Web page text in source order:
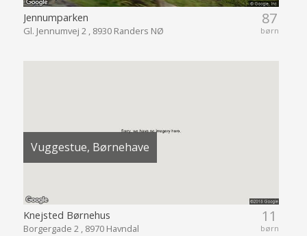
87
børn
Jennumparken
Gl. Jennumvej 2 , 8930 Randers NØ
Vuggestue, Børnehave
11
børn
Knejsted Børnehus
Borgergade 2 , 8970 Havndal